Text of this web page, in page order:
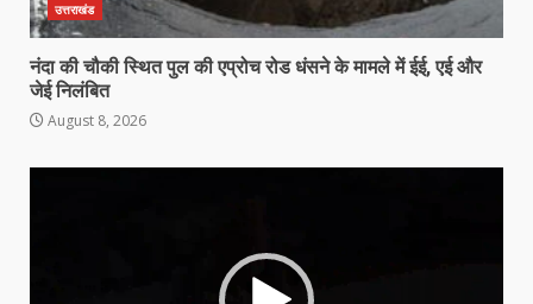
उत्तराखंड
नंदा की चौकी स्थित पुल की एप्रोच रोड धंसने के मामले में ईई, एई और
जेई निलंबित
August 8, 2026